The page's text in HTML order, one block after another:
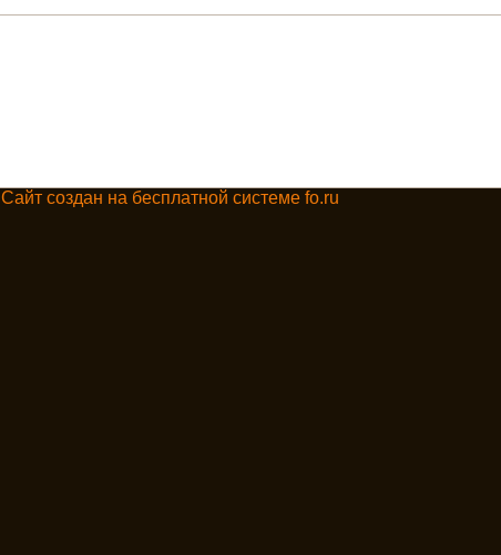
Сайт создан на бесплатной системе fo.ru